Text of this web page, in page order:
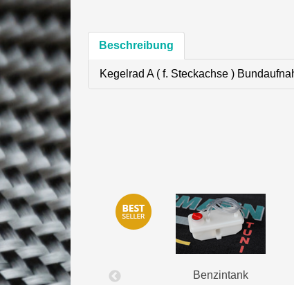
Beschreibung
Kegelrad A ( f. Steckachse )
Alu (Mat. 7075) Benzintank